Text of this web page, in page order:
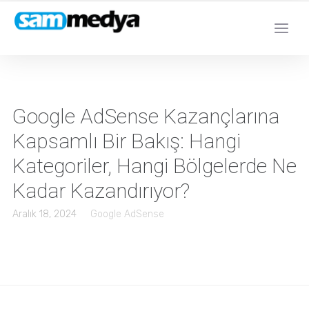
Google AdSense Kazançlarına
Kapsamlı Bir Bakış: Hangi
Kategoriler, Hangi Bölgelerde Ne
Kadar Kazandırıyor?
Aralık 18, 2024 Google AdSense